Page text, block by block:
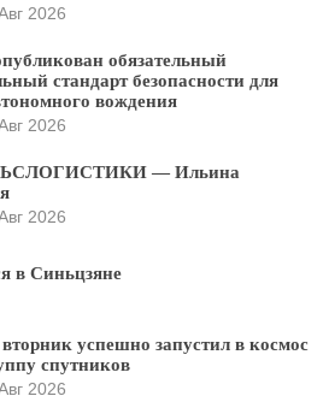
2026
обязательный
стандарт безопасности для
вождения
2026
— Ильина
2026
в Синьцзяне
успешно запустил в космос
спутников
2026